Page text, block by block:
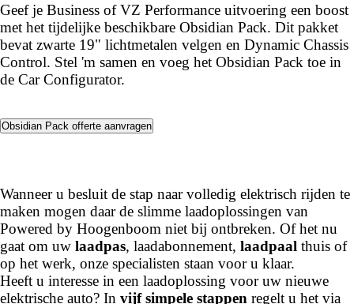
Geef je Business of VZ Performance uitvoering een boost
met het tijdelijke beschikbare Obsidian Pack. Dit pakket
bevat zwarte 19" lichtmetalen velgen en Dynamic Chassis
Control. Stel 'm samen en voeg het Obsidian Pack toe in
de Car Configurator.
Obsidian Pack offerte aanvragen
Wanneer u besluit de stap naar volledig elektrisch rijden te
maken mogen daar de slimme laadoplossingen van
Powered by Hoogenboom niet bij ontbreken. Of het nu
gaat om uw laadpas, laadabonnement, laadpaal thuis of
op het werk, onze specialisten staan voor u klaar.
Heeft u interesse in een laadoplossing voor uw nieuwe
elektrische auto? In vijf simpele stappen regelt u het via